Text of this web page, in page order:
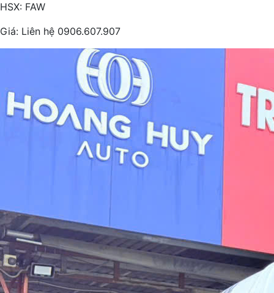
HSX: FAW
Giá: Liên hệ 0906.607.907